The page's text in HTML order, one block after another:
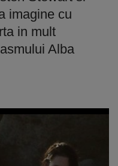
imagine cu
in mult
Alba